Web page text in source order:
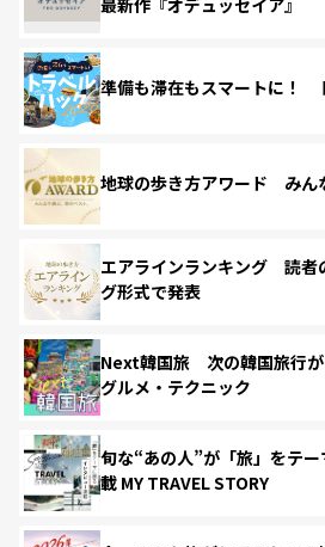
準備も滞在もスマートに！
地球の歩き方アワード みん
エアラインランキング 読者
グ形式で発表
Next韓国旅 次の韓国旅行が
グルメ・テクニック
旬な“あの人”が「旅」をテ
載 MY TRAVEL STORY